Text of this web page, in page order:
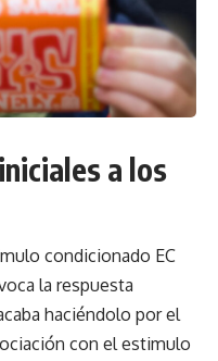
a los
condicionado EC
la respuesta
haciéndolo por el
con el estimulo